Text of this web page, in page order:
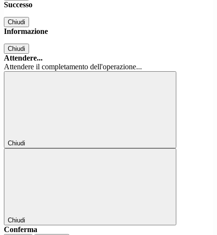
Successo
Chiudi
Informazione
Chiudi
Attendere...
Attendere il completamento dell'operazione...
Chiudi
Chiudi
Conferma